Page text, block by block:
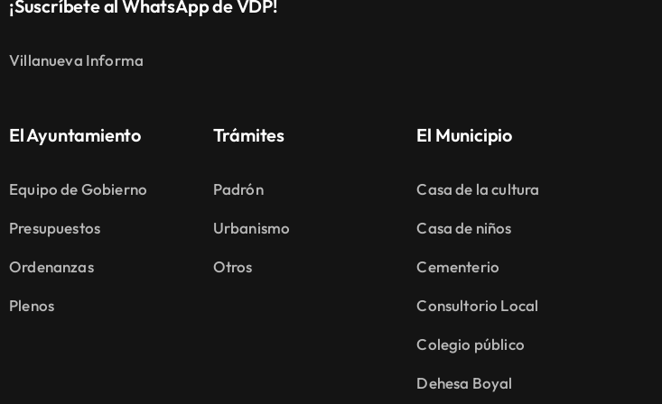
¡Suscríbete al WhatsApp de VDP!
Villanueva Informa
El Ayuntamiento
Equipo de Gobierno
Presupuestos
Ordenanzas
Plenos
Trámites
Padrón
Urbanismo
Otros
El Municipio
Casa de la cultura
Casa de niños
Cementerio
Consultorio Local
Colegio público
Dehesa Boyal